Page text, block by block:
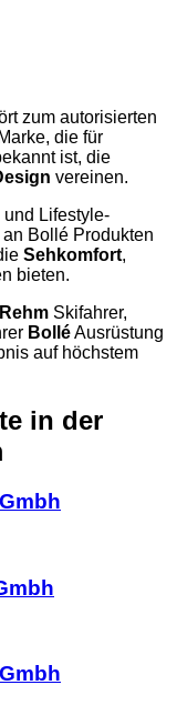
zum autorisierten
die für
ist, die
vereinen.
Lifestyle-
Bollé Produkten
Sehkomfort,
bieten.
Skifahrer,
BolléAusrüstung
auf höchstem
in der